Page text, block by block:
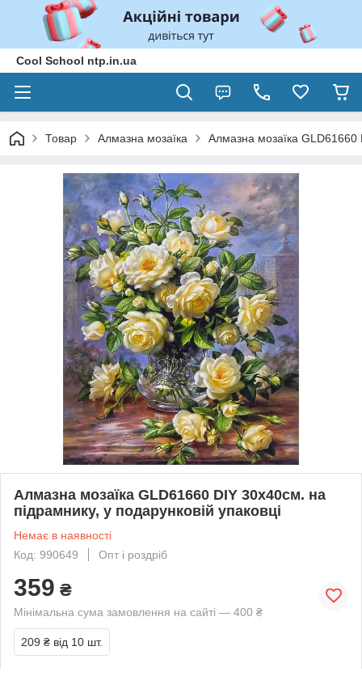
Cool School ntp.in.ua
Товар Алмазна мозаїка Алмазна мозаїка GLD61660
Алмазна мозаїка GLD61660 DIY 30х40см. на
підрамнику, у подарунковій упаковці
Немає в наявності
Код: 990649
Опт і роздріб
359 ₴
Мінімальна сума замовлення на сайті — 400 ₴
209 ₴ від 10 шт.